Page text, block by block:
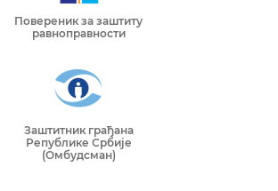
Повереник за заштиту
равноправности
Заштитник грађана
Републике Србије
(Омбудсман)